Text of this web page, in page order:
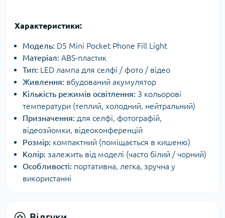
Характеристики:
Модель: D5 Mini Pocket Phone Fill Light
Матеріал: ABS-пластик
Тип: LED лампа для селфі / фото / відео
Живлення: вбудований акумулятор
Кількість режимів освітлення: 3 кольорові
температури (теплий, холодний, нейтральний)
Призначення: для селфі, фотографій,
відеозйомки, відеоконференцій
Розмір: компактний (поміщається в кишеню)
Колір: залежить від моделі (часто білий / чорний)
Особливості: портативна, легка, зручна у
використанні